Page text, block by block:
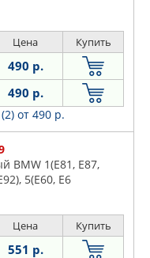
Цена Купить
490 р.
490 р.
от 490 р.
BMW 1(E81, E87,
5(E60, E6
Цена Купить
551 р.